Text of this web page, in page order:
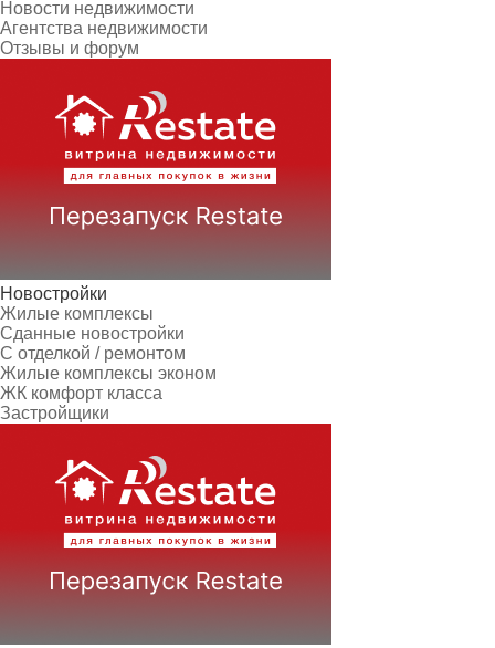
Новости недвижимости
Агентства недвижимости
Отзывы и форум
Новостройки
Жилые комплексы
Сданные новостройки
С отделкой / ремонтом
Жилые комплексы эконом
ЖК комфорт класса
Застройщики